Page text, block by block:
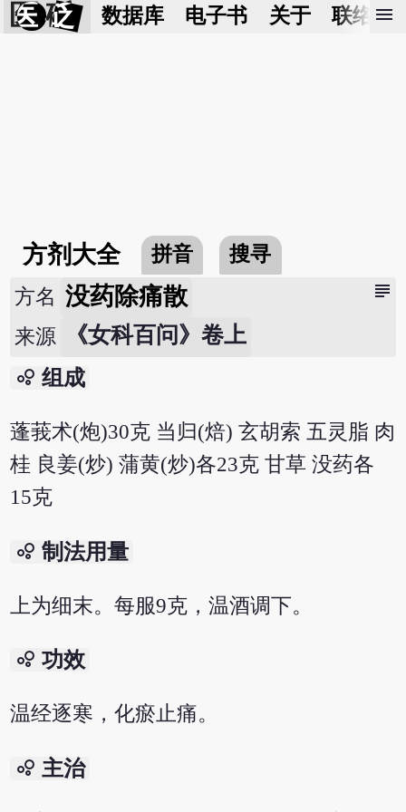
医 砭 数据库 电子书 关于 联络我
menu
方剂大全 拼音 搜寻
subject
方名 没药除痛散
来源 《女科百问》卷上
bubble_chart 组成
蓬莪术(炮)30克 当归(焙) 玄胡索 五灵脂 肉
桂 良姜(炒) 蒲黄(炒)各23克 甘草 没药各
15克
bubble_chart 制法用量
上为细末。每服9克，温酒调下。
bubble_chart 功效
温经逐寒，化瘀止痛。
bubble_chart 主治